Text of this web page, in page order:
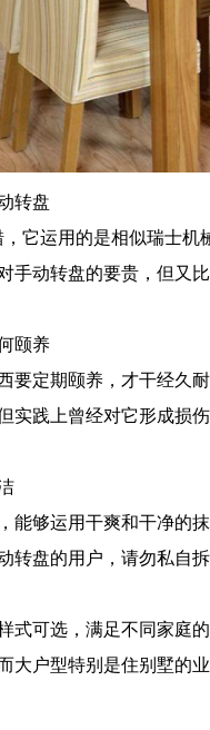
转盘
运用的是相似瑞士机
手动转盘的要贵，但又
颐养
定期颐养，才干经久
实践上曾经对它形成损
够运用干爽和干净的
转盘的用户，请勿私自
可选，满足不同家庭
大户型特别是住别墅的